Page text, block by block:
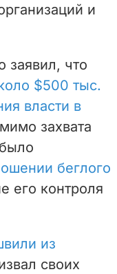
и
что
$500 тыс.
власти в
захвата
беглого
его контроля
из
своих